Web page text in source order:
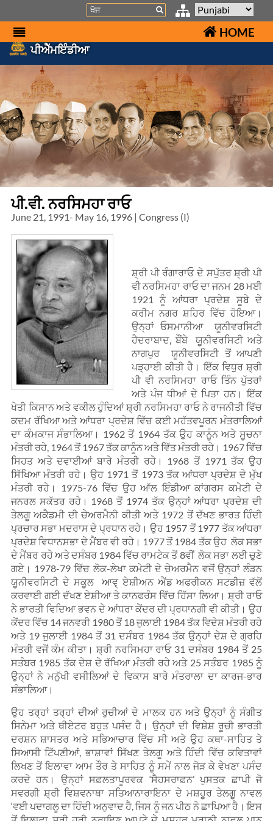
Search
HOME
ਪੀਐੱਮਇੰਡੀਆ
ਪੀ.ਵੀ. ਨਰਸਿਮਹਾ ਰਾਓ
June 21, 1991- May 16, 1996 | Congress (I)
ਸ਼੍ਰੀ ਪੀ ਰੰਗਾਰਾਓ ਦੇ ਸਪੁੱਤਰ ਸ਼੍ਰੀ ਪੀ
ਵੀ ਨਰਸਿਮਹਾ ਰਾਓ ਦਾ ਜਨਮ 28 ਮਈ
1921 ਨੂੰ ਆਂਧਰਾ ਪ੍ਰਦੇਸ਼ ਸੂਬੇ ਦੇ
ਕਰੀਮ ਨਗਰ ਸ਼ਹਿਰ ਵਿੱਚ ਹੋਇਆ।
ਉਨ੍ਹਾਂ ਓਸਮਾਨੀਆ ਯੂਨੀਵਰਸਿਟੀ
ਹੈਦਰਾਬਾਦ, ਬੌਂਬੇ ਯੂਨੀਵਰਸਿਟੀ ਅਤੇ
ਨਾਗਪੁਰ ਯੂਨੀਵਰਸਿਟੀ ਤੋਂ ਆਪਣੀ
ਪੜ੍ਹਾਈ ਕੀਤੀ ਹੈ। ਇੱਕ ਵਿਧੁਰ ਸ਼੍ਰੀ
ਪੀ ਵੀ ਨਰਸਿਮਹਾ ਰਾਓ ਤਿੰਨ ਪੁੱਤਰਾਂ
ਅਤੇ ਪੰਜ ਧੀਆਂ ਦੇ ਪਿਤਾ ਹਨ। ਇੱਕ
ਖੇਤੀ ਕਿਸਾਨ ਅਤੇ ਵਕੀਲ ਹੁੰਦਿਆਂ ਸ਼੍ਰੀ ਨਰਸਿਮਹਾ ਰਾਓ ਨੇ ਰਾਜਨੀਤੀ ਵਿੱਚ
ਕਦਮ ਰੱਖਿਆ ਅਤੇ ਆਂਧਰਾ ਪ੍ਰਦੇਸ਼ ਵਿੱਚ ਕਈ ਮਹੱਤਵਪੂਰਨ ਮੰਤਰਾਲਿਆਂ
ਦਾ ਕੰਮਕਾਜ ਸੰਭਾਲਿਆ। 1962 ਤੋਂ 1964 ਤੱਕ ਉਹ ਕਾਨੂੰਨ ਅਤੇ ਸੂਚਨਾ
ਮੰਤਰੀ ਰਹੇ, 1964 ਤੋਂ 1967 ਤੱਕ ਕਾਨੂੰਨ ਅਤੇ ਵਿੱਤ ਮੰਤਰੀ ਰਹੇ। 1967 ਵਿੱਚ
ਸਿਹਤ ਅਤੇ ਦਵਾਈਆਂ ਬਾਰੇ ਮੰਤਰੀ ਰਹੇ। 1968 ਤੋਂ 1971 ਤੱਕ ਉਹ
ਸਿੱਖਿਆ ਮੰਤਰੀ ਰਹੇ। ਉਹ 1971 ਤੋਂ 1973 ਤੱਕ ਆਂਧਰਾ ਪ੍ਰਦੇਸ਼ ਦੇ ਮੁੱਖ
ਮੰਤਰੀ ਰਹੇ। 1975-76 ਵਿੱਚ ਉਹ ਆੱਲ ਇੰਡੀਆ ਕਾਂਗਰਸ ਕਮੇਟੀ ਦੇ
ਜਨਰਲ ਸਕੱਤਰ ਰਹੇ। 1968 ਤੋਂ 1974 ਤੱਕ ਉਨ੍ਹਾਂ ਆਂਧਰਾ ਪ੍ਰਦੇਸ਼ ਦੀ
ਤੇਲਗੂ ਅਕੈਡਮੀ ਦੀ ਚੇਅਰਮੈਨੀ ਕੀਤੀ ਅਤੇ 1972 ਤੋਂ ਦੱਖਣ ਭਾਰਤ ਹਿੰਦੀ
ਪ੍ਰਚਾਰ ਸਭਾ ਮਦਰਾਸ ਦੇ ਪ੍ਰਧਾਨ ਰਹੇ। ਉਹ 1957 ਤੋਂ 1977 ਤੱਕ ਆਂਧਰਾ
ਪ੍ਰਦੇਸ਼ ਵਿਧਾਨਸਭਾ ਦੇ ਮੈਂਬਰ ਵੀ ਰਹੇ। 1977 ਤੋਂ 1984 ਤੱਕ ਉਹ ਲੋਕ ਸਭਾ
ਦੇ ਮੈਂਬਰ ਰਹੇ ਅਤੇ ਦਸੰਬਰ 1984 ਵਿੱਚ ਰਾਮਟੇਕ ਤੋਂ 8ਵੀਂ ਲੋਕ ਸਭਾ ਲਈ ਚੁਣੇ
ਗਏ। 1978-79 ਵਿੱਚ ਲੋਕ-ਲੇਖਾ ਕਮੇਟੀ ਦੇ ਚੇਅਰਮੈਨ ਵਜੋਂ ਉਨ੍ਹਾਂ ਲੰਡਨ
ਯੂਨੀਵਰਸਿਟੀ ਦੇ ਸਕੂਲ ਆਵ੍ ਏਸ਼ੀਅਨ ਐਂਡ ਅਫਰੀਕਨ ਸਟਡੀਜ਼ ਵੱਲੋਂ
ਕਰਵਾਈ ਗਈ ਦੱਖਣ ਏਸ਼ੀਆ ਤੇ ਕਾਨਫਰੰਸ ਵਿੱਚ ਹਿੱਸਾ ਲਿਆ। ਸ਼੍ਰੀ ਰਾਓ
ਨੇ ਭਾਰਤੀ ਵਿਦਿਆ ਭਵਨ ਦੇ ਆਂਧਰਾ ਕੇਂਦਰ ਦੀ ਪ੍ਰਧਾਨਗੀ ਵੀ ਕੀਤੀ। ਉਹ
ਕੇਂਦਰ ਵਿੱਚ 14 ਜਨਵਰੀ 1980 ਤੋਂ 18 ਜੁਲਾਈ 1984 ਤੱਕ ਵਿਦੇਸ਼ ਮੰਤਰੀ ਰਹੇ
ਅਤੇ 19 ਜੁਲਾਈ 1984 ਤੋਂ 31 ਦਸੰਬਰ 1984 ਤੱਕ ਉਨ੍ਹਾਂ ਦੇਸ਼ ਦੇ ਗ੍ਰਹਿ
ਮੰਤਰੀ ਵਜੋਂ ਕੰਮ ਕੀਤਾ। ਸ਼੍ਰੀ ਨਰਸਿਮਹਾ ਰਾਓ 31 ਦਸੰਬਰ 1984 ਤੋਂ 25
ਸਤੰਬਰ 1985 ਤੱਕ ਦੇਸ਼ ਦੇ ਰੱਖਿਆ ਮੰਤਰੀ ਰਹੇ ਅਤੇ 25 ਸਤੰਬਰ 1985 ਨੂੰ
ਉਨ੍ਹਾਂ ਨੇ ਮਨੁੱਖੀ ਵਸੀਲਿਆਂ ਦੇ ਵਿਕਾਸ ਬਾਰੇ ਮੰਤਰਾਲਾ ਦਾ ਕਾਰਜ-ਭਾਰ
ਸੰਭਾਲਿਆ।
ਉਹ ਤਰ੍ਹਾਂ ਤਰ੍ਹਾਂ ਦੀਆਂ ਰੁਚੀਆਂ ਦੇ ਮਾਲਕ ਹਨ ਅਤੇ ਉਨ੍ਹਾਂ ਨੂੰ ਸੰਗੀਤ
ਸਿਨੇਮਾ ਅਤੇ ਥੀਏਟਰ ਬਹੁਤ ਪਸੰਦ ਹੈ। ਉਨ੍ਹਾਂ ਦੀ ਵਿਸ਼ੇਸ਼ ਰੂਚੀ ਭਾਰਤੀ
ਦਰਸ਼ਨ ਸ਼ਾਸਤਰ ਅਤੇ ਸਭਿਆਚਾਰ ਵਿੱਚ ਸੀ ਅਤੇ ਉਹ ਕਥਾ-ਸਾਹਿਤ ਤੇ
ਸਿਆਸੀ ਟਿੱਪਣੀਆਂ, ਭਾਸ਼ਾਵਾਂ ਸਿੱਖਣ ਤੇਲਗੂ ਅਤੇ ਹਿੰਦੀ ਵਿੱਚ ਕਵਿਤਾਵਾਂ
ਲਿਖਣ ਤੋਂ ਇਲਾਵਾ ਆਮ ਤੌਰ ਤੇ ਸਾਹਿਤ ਨੂੰ ਸਮੇਂ ਨਾਲ ਜੋੜ ਕੇ ਵੇਖਣਾ ਪਸੰਦ
ਕਰਦੇ ਹਨ। ਉਨ੍ਹਾਂ ਸਫ਼ਲਤਾਪੂਰਵਕ ‘ਸੈਹਸਰਾਫ਼ਨ’ ਪੁਸਤਕ ਛਾਪੀ ਜੋ
ਸਵਰਗੀ ਸ਼੍ਰੀ ਵਿਸ਼ਵਨਾਥਾ ਸਤਿਆਨਾਰਾਇਨਾ ਦੇ ਮਸ਼ਹੂਰ ਤੇਲਗੂ ਨਾਵਲ
‘ਵਈ ਪਦਾਗਲੂ ਦਾ ਹਿੰਦੀ ਅਨੁਵਾਦ ਹੈ, ਜਿਸ ਨੂੰ ਜਨ ਪੀਠ ਨੇ ਛਾਪਿਆ ਹੈ। ਇਸ